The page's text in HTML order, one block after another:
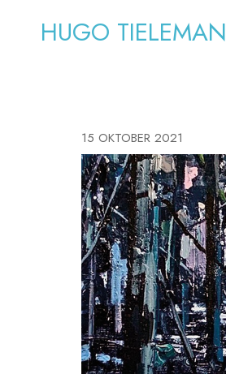
HUGO TIELEMAN
15 OKTOBER 2021